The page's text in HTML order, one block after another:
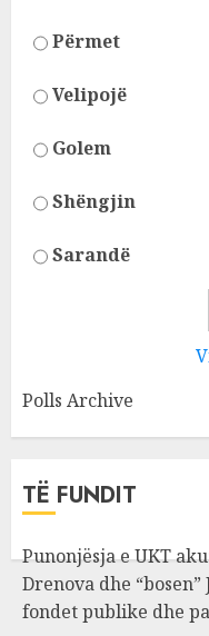
Përmet
Velipojë
Golem
Shëngjin
Sarandë
Polls Archive
TË FUNDIT
Punonjësja e UKT
Drenova dhe
fondet publike dhe